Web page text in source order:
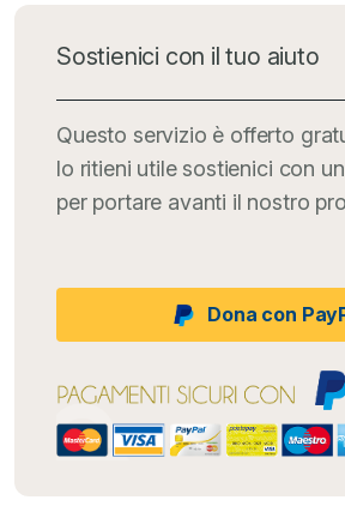
Sostienici con il tuo aiuto
Questo servizio è offerto
lo ritieni utile sostienici con
per portare avanti il nostro
Dona con